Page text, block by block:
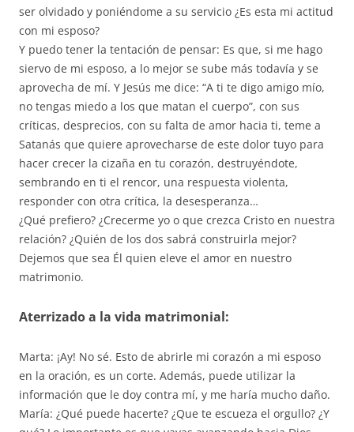
ser olvidado y poniéndome a su servicio ¿Es esta mi actitud
con mi esposo?
Y puedo tener la tentación de pensar: Es que, si me hago
siervo de mi esposo, a lo mejor se sube más todavía y se
aprovecha de mí. Y Jesús me dice: “A ti te digo amigo mío,
no tengas miedo a los que matan el cuerpo”, con sus
críticas, desprecios, con su falta de amor hacia ti, teme a
Satanás que quiere aprovecharse de este dolor tuyo para
hacer crecer la cizaña en tu corazón, destruyéndote,
sembrando en ti el rencor, una respuesta violenta,
responder con otra crítica, la desesperanza…
¿Qué prefiero? ¿Crecerme yo o que crezca Cristo en nuestra
relación? ¿Quién de los dos sabrá construirla mejor?
Dejemos que sea Él quien eleve el amor en nuestro
matrimonio.
Aterrizado a la vida matrimonial:
Marta: ¡Ay! No sé. Esto de abrirle mi corazón a mi esposo
en la oración, es un corte. Además, puede utilizar la
información que le doy contra mí, y me haría mucho daño.
María: ¿Qué puede hacerte? ¿Que te escueza el orgullo? ¿Y